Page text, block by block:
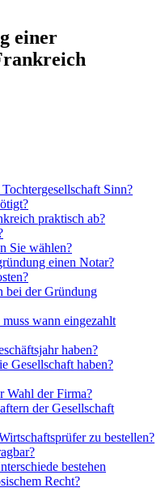
einer
Sinn?
praktisch ab?
Sie wählen?
einen Notar?
bei der Gründung
wann eingezahlt
haben?
Gesellschaft haben?
Wahl der Firma?
der Gesellschaft
zu bestellen?
bestehen
Recht?